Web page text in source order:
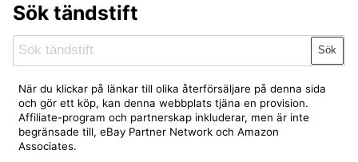
Sök tändstift
Sök
När du klickar på länkar till olika återförsäljare på denna sida
och gör ett köp, kan denna webbplats tjäna en provision.
Affiliate-program och partnerskap inkluderar, men är inte
begränsade till, eBay Partner Network och Amazon
Associates.